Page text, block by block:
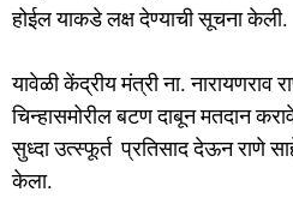
होईल याकडे लक्ष देण्याची सूचना केली.
यावेळी केंद्रीय मंत्री ना.
चिन्हासमोरील बटण दाबून मतदान
सुध्दा उत्स्फूर्त प्रतिसाद देऊन राणे
केला.